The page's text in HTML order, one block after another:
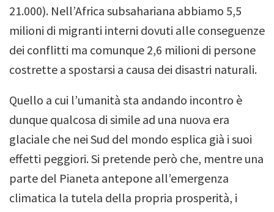
21.000). Nell’Africa subsahariana abbiamo 5,5
milioni di migranti interni dovuti alle conseguenze
dei conflitti ma comunque 2,6 milioni di persone
costrette a spostarsi a causa dei disastri naturali.
Quello a cui l’umanità sta andando incontro è
dunque qualcosa di simile ad una nuova era
glaciale che nei Sud del mondo esplica già i suoi
effetti peggiori. Si pretende però che, mentre una
parte del Pianeta antepone all’emergenza
climatica la tutela della propria prosperità, i